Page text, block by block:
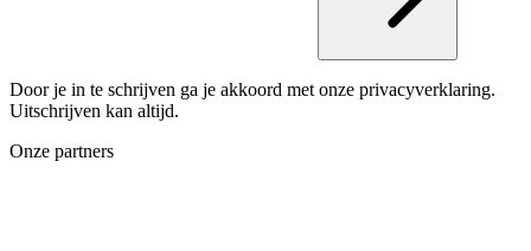
Door je in te schrijven ga je akkoord met onze privacyverklaring.
Uitschrijven kan altijd.
Onze partners